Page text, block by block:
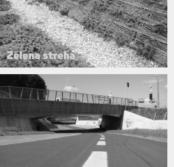
Zelena streha